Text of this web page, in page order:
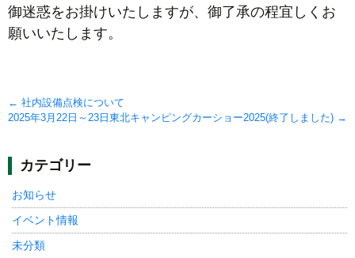
御迷惑をお掛けいたしますが、御了承の程宜しくお
願いいたします。
Post
← 社内設備点検について
2025年3月22日～23日東北キャンピングカーショー2025(終了しました) →
カテゴリー
お知らせ
イベント情報
未分類